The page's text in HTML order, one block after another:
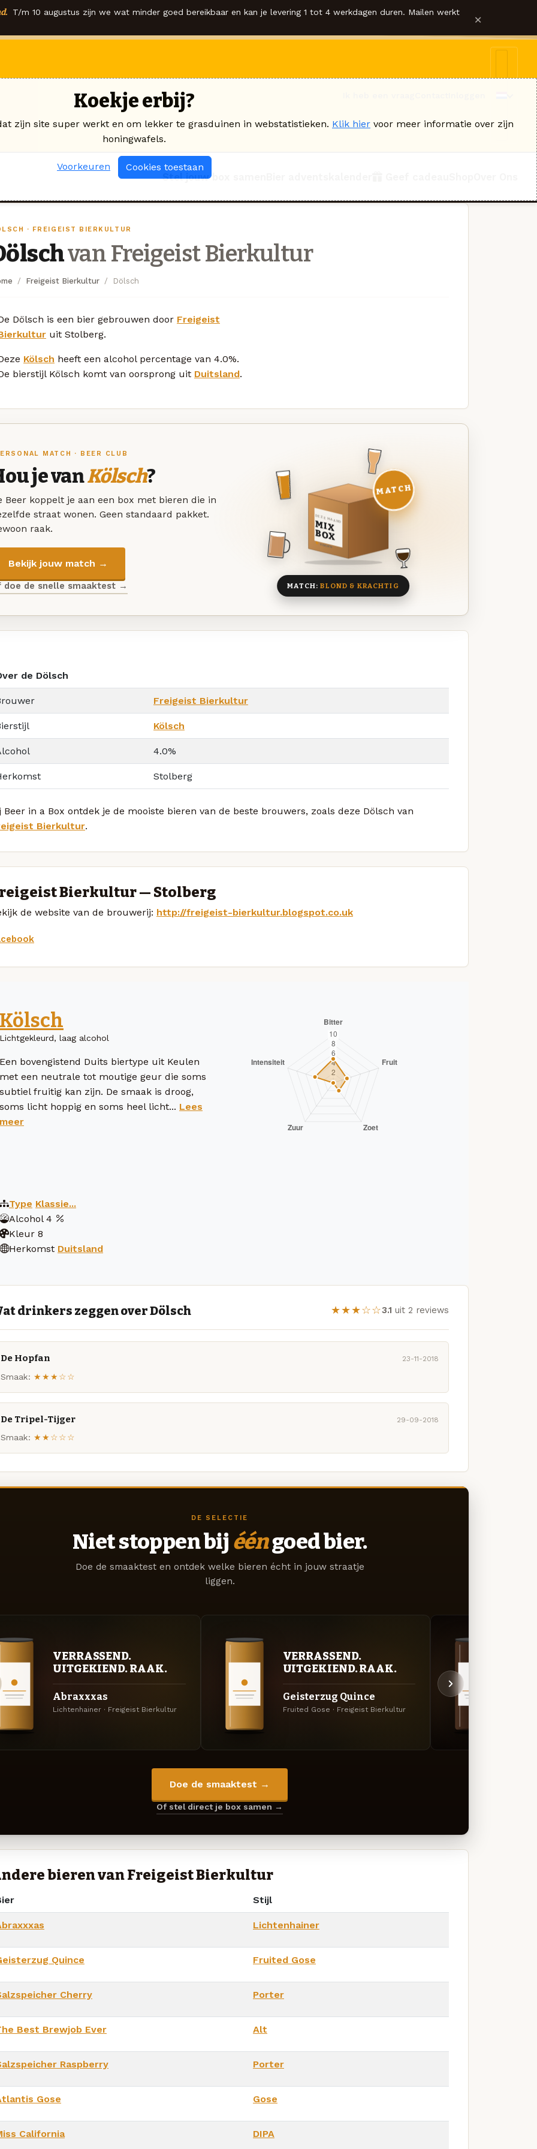
T/m 10 augustus zijn we wat minder goed bereikbaar en kan je levering 1 tot 4 werkdagen duren. Mailen werkt ×
Stel jouw box samen
· FREIGEIST BIERKULTUR
van Freigeist Bierkultur
Freigeist Bierkultur Dölsch
Dölsch is een bier gebrouwen door Freigeist
uit Stolberg.
Kölsch heeft een alcohol percentage van 4.0%.
bierstijl Kölsch komt van oorsprong uit Duitsland.
MATCH · BEER CLUB
je vanKölsch?
Beer koppelt je aan een box met bieren die in
straat wonen. Geen standaard pakket.
raak.
Bekijk jouw match →
doe de snelle smaaktest →
DEZE MAAND
MIX
BOX
8 BIEREN
MATCH
MATCH:BLOND & KRACHTIG
de Dölsch
Freigeist Bierkultur
Kölsch
4.0%
Stolberg
Beer in a Box ontdek je de mooiste bieren van de beste brouwers, zoals deze Dölsch van
Bierkultur.
Bierkultur — Stolberg
de website van de brouwerij: http://freigeist-bierkultur.blogspot.co.uk
Kölsch
Lichtgekleurd, laag alcohol
Een bovengistend Duits biertype uit Keulen
met een neutrale tot moutige geur die soms
subtiel fruitig kan zijn. De smaak is droog,
soms licht hoppig en soms heel licht... Lees
meer
Type Klassie...
Alcohol 4
Kleur 8
Herkomst Duitsland
drinkers zeggen over Dölsch ★★★☆☆3.1 uit 2 reviews
De Hopfan 23-11-2018
Smaak: ★★★☆☆
De Tripel-Tijger 29-09-2018
Smaak: ★★☆☆☆
DE SELECTIE
Niet stoppen bij ééngoed bier.
Doe de smaaktest en ontdek welke bieren écht in jouw straatje
liggen.
VERRASSEND.
UITGEKIEND. RAAK.
Abraxxxas
Lichtenhainer · Freigeist Bierkultur
VERRASSEND.
UITGEKIEND. RAAK.
Geisterzug Quince
Fruited Gose · Freigeist Bierkultur
Doe de smaaktest →
Of stel direct je box samen →
bieren van Freigeist Bierkultur
Stijl
Lichtenhainer
Quince Fruited Gose
Cherry Porter
Best Brewjob Ever Alt
Raspberry Porter
Gose Gose
California DIPA
Koekje erbij?
zijn site super werkt en om lekker te grasduinen in webstatistieken. Klik hier voor meer informatie over zijn
honingwafels.
Voorkeuren Cookies toestaan